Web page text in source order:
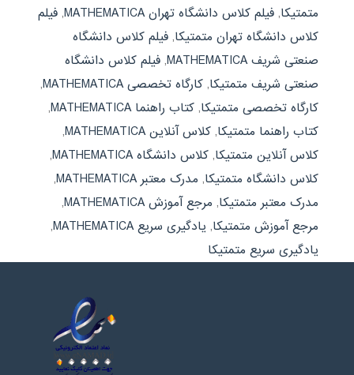
متمتیکا, فیلم کلاس دانشگاه تهران MATHEMATICA , فیلم
کلاس دانشگاه تهران متمتیکا, فیلم کلاس دانشگاه
صنعتی شریف MATHEMATICA
, فیلم کلاس دانشگاه
صنعتی شریف متمتیکا, کارگاه تخصصی MATHEMATICA
,
کارگاه تخصصی متمتیکا, کتاب راهنما MATHEMATICA
,
کتاب راهنما متمتیکا, کلاس آنلاین MATHEMATICA
,
کلاس آنلاین متمتیکا, کلاس دانشگاه MATHEMATICA
,
کلاس دانشگاه متمتیکا, مدرک معتبر MATHEMATICA
,
مدرک معتبر متمتیکا, مرجع آموزش MATHEMATICA
,
مرجع آموزش متمتیکا, یادگیری سریع MATHEMATICA
,
یادگیری سریع متمتیکا